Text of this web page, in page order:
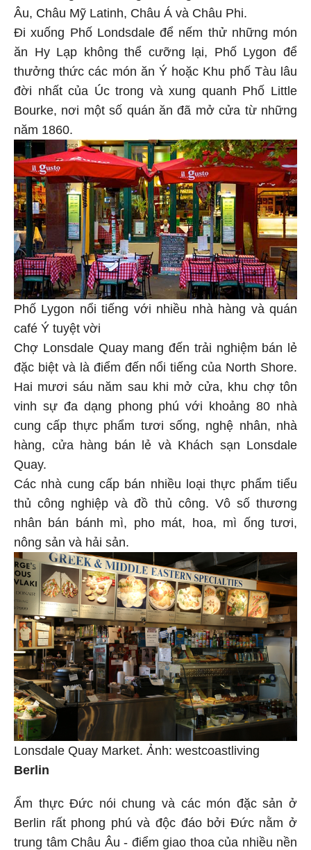
Âu, Châu Mỹ Latinh, Châu Á và Châu Phi.
Đi xuống Phố Londsdale để nếm thử những món
ăn Hy Lạp không thể cưỡng lại, Phố Lygon để
thưởng thức các món ăn Ý hoặc Khu phố Tàu lâu
đời nhất của Úc trong và xung quanh Phố Little
Bourke, nơi một số quán ăn đã mở cửa từ những
năm 1860.
Phố Lygon nổi tiếng với nhiều nhà hàng và quán
café Ý tuyệt vời
Chợ Lonsdale Quay mang đến trải nghiệm bán lẻ
đặc biệt và là điểm đến nổi tiếng của North Shore.
Hai mươi sáu năm sau khi mở cửa, khu chợ tôn
vinh sự đa dạng phong phú với khoảng 80 nhà
cung cấp thực phẩm tươi sống, nghệ nhân, nhà
hàng, cửa hàng bán lẻ và Khách sạn Lonsdale
Quay.
Các nhà cung cấp bán nhiều loại thực phẩm tiểu
thủ công nghiệp và đồ thủ công. Vô số thương
nhân bán bánh mì, pho mát, hoa, mì ống tươi,
nông sản và hải sản.
Lonsdale Quay Market. Ảnh: westcoastliving
Berlin
Ẩm thực Đức nói chung và các món đặc sản ở
Berlin rất phong phú và độc đáo bởi Đức nằm ở
trung tâm Châu Âu - điểm giao thoa của nhiều nền